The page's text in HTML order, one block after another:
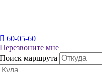
60-05-60
Перезвоните мне
Поиск маршрута